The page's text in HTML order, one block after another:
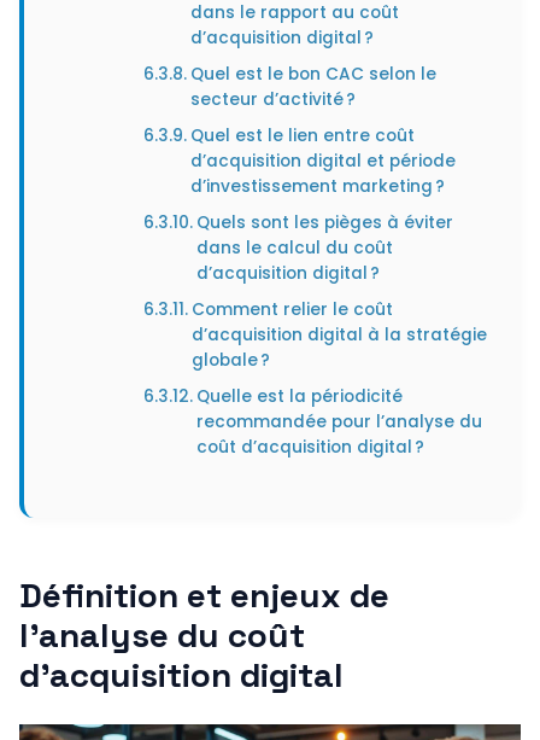
dans le rapport au coût
d’acquisition digital ?
Quel est le bon CAC selon le
secteur d’activité ?
Quel est le lien entre coût
d’acquisition digital et période
d’investissement marketing ?
Quels sont les pièges à éviter
dans le calcul du coût
d’acquisition digital ?
Comment relier le coût
d’acquisition digital à la stratégie
globale ?
Quelle est la périodicité
recommandée pour l’analyse du
coût d’acquisition digital ?
Définition et enjeux de
l’analyse du coût
d’acquisition digital